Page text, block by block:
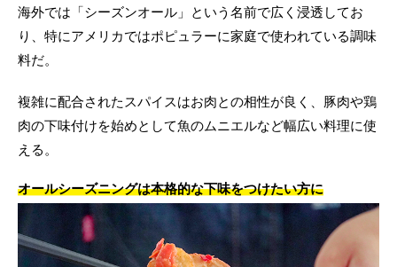
海外では「シーズンオール」という名前で広く浸透してお
り、特にアメリカではポピュラーに家庭で使われている調味
料だ。
複雑に配合されたスパイスはお肉との相性が良く、豚肉や鶏
肉の下味付けを始めとして魚のムニエルなど幅広い料理に使
える。
オールシーズニングは本格的な下味をつけたい方に